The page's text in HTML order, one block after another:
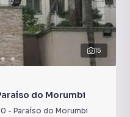
15
do Morumbi
- Paraíso do Morumbi